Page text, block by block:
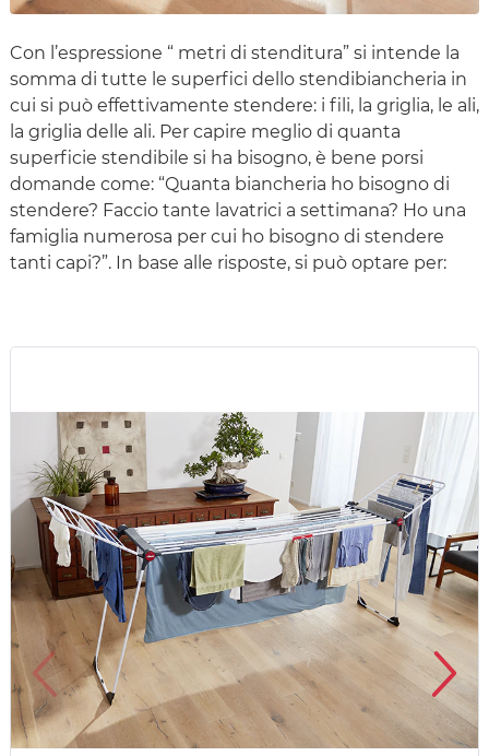
Con l’espressione “ metri di stenditura” si intende la
somma di tutte le superfici dello stendibiancheria in
cui si può effettivamente stendere: i fili, la griglia, le ali,
la griglia delle ali. Per capire meglio di quanta
superficie stendibile si ha bisogno, è bene porsi
domande come: “Quanta biancheria ho bisogno di
stendere? Faccio tante lavatrici a settimana? Ho una
famiglia numerosa per cui ho bisogno di stendere
tanti capi?”. In base alle risposte, si può optare per: